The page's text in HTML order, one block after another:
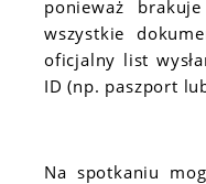
ponieważ
wszystkie
oficjalny list
ID (np. paszport
Na spotkaniu